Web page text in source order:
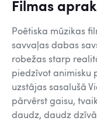
Filmas
Poētiska mūzikas
savvaļas dabas
robežas starp
piedzīvot animisku
uzstājas sasalušā
pārvērst gaisu,
daudz, daudz